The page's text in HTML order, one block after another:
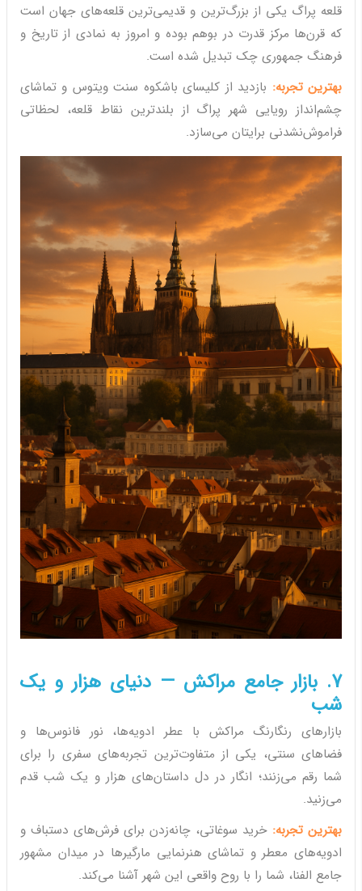
قلعه پراگ یکی از بزرگ‌ترین و قدیمی‌ترین قلعه‌های جهان است
که قرن‌ها مرکز قدرت در بوهم بوده و امروز به نمادی از تاریخ و
فرهنگ جمهوری چک تبدیل شده است.
بهترین تجربه: بازدید از کلیسای باشکوه سنت ویتوس و تماشای
چشم‌انداز رویایی شهر پراگ از بلندترین نقاط قلعه، لحظاتی
فراموش‌نشدنی برایتان می‌سازد.
7. بازار جامع مراکش — دنیای هزار و یک
شب
بازارهای رنگارنگ مراکش با عطر ادویه‌ها، نور فانوس‌ها و
فضاهای سنتی، یکی از متفاوت‌ترین تجربه‌های سفری را برای
شما رقم می‌زنند؛ انگار در دل داستان‌های هزار و یک شب قدم
می‌زنید.
بهترین تجربه: خرید سوغاتی، چانه‌زدن برای فرش‌های دستباف و
ادویه‌های معطر و تماشای هنرنمایی مارگیرها در میدان مشهور
جامع الفنا، شما را با روح واقعی این شهر آشنا می‌کند.